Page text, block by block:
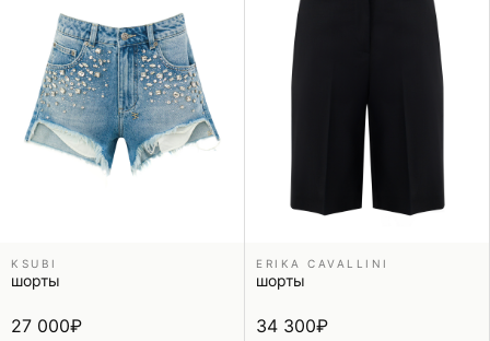
KSUBI
шорты
27 000₽
ERIKA CAVALLINI
шорты
34 300₽